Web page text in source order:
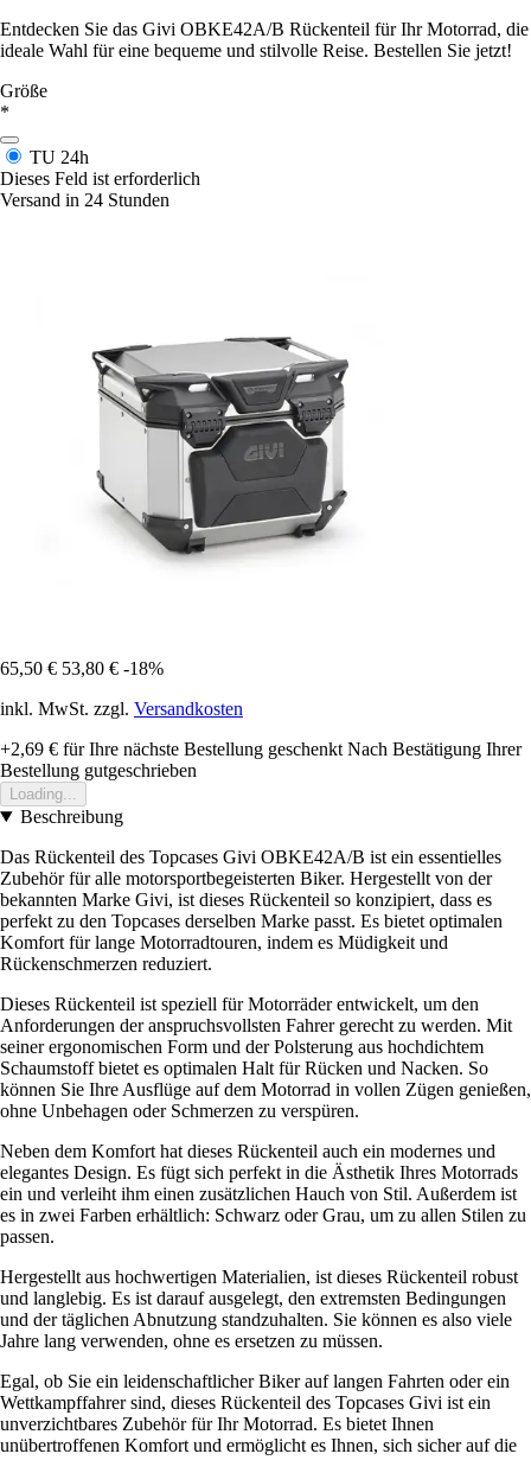
Entdecken Sie das Givi OBKE42A/B Rückenteil für Ihr Motorrad, die
ideale Wahl für eine bequeme und stilvolle Reise. Bestellen Sie jetzt!
Größe
*
TU 24h
Dieses Feld ist erforderlich
Versand in 24 Stunden
65,50 € 53,80 € -18%
inkl. MwSt. zzgl. Versandkosten
+2,69 € für Ihre nächste Bestellung geschenkt Nach Bestätigung Ihrer
Bestellung gutgeschrieben
Loading...
Beschreibung
Das Rückenteil des Topcases Givi OBKE42A/B ist ein essentielles
Zubehör für alle motorsportbegeisterten Biker. Hergestellt von der
bekannten Marke Givi, ist dieses Rückenteil so konzipiert, dass es
perfekt zu den Topcases derselben Marke passt. Es bietet optimalen
Komfort für lange Motorradtouren, indem es Müdigkeit und
Rückenschmerzen reduziert.
Dieses Rückenteil ist speziell für Motorräder entwickelt, um den
Anforderungen der anspruchsvollsten Fahrer gerecht zu werden. Mit
seiner ergonomischen Form und der Polsterung aus hochdichtem
Schaumstoff bietet es optimalen Halt für Rücken und Nacken. So
können Sie Ihre Ausflüge auf dem Motorrad in vollen Zügen genießen,
ohne Unbehagen oder Schmerzen zu verspüren.
Neben dem Komfort hat dieses Rückenteil auch ein modernes und
elegantes Design. Es fügt sich perfekt in die Ästhetik Ihres Motorrads
ein und verleiht ihm einen zusätzlichen Hauch von Stil. Außerdem ist
es in zwei Farben erhältlich: Schwarz oder Grau, um zu allen Stilen zu
passen.
Hergestellt aus hochwertigen Materialien, ist dieses Rückenteil robust
und langlebig. Es ist darauf ausgelegt, den extremsten Bedingungen
und der täglichen Abnutzung standzuhalten. Sie können es also viele
Jahre lang verwenden, ohne es ersetzen zu müssen.
Egal, ob Sie ein leidenschaftlicher Biker auf langen Fahrten oder ein
Wettkampffahrer sind, dieses Rückenteil des Topcases Givi ist ein
unverzichtbares Zubehör für Ihr Motorrad. Es bietet Ihnen
unübertroffenen Komfort und ermöglicht es Ihnen, sich sicher auf die